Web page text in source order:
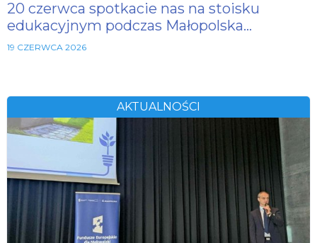
20 czerwca spotkacie nas na stoisku
edukacyjnym podczas Małopolska…
19 CZERWCA 2026
AKTUALNOŚCI